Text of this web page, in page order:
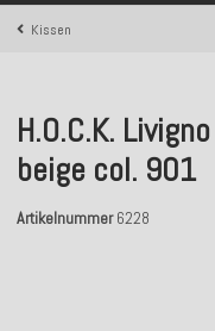
Sicher
Kostenloser Versand
Kissen
H.O.C.K.
beige col. 901
Artikelnummer 6228